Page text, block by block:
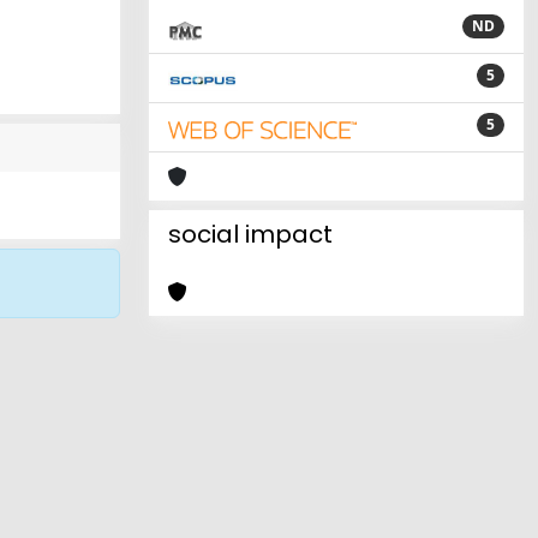
ND
5
5
social impact